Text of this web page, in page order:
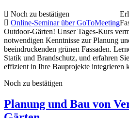
Noch zu bestätigen
Online-Seminar über GoToMeeting
Outdoor-Gärten! Unser Tages-Kurs
notwendigen Kenntnisse zur Planung
beeindruckenden grünen Fassaden.
Statik und Brandschutz, und erfahren
effizient in Ihre Bauprojekte integrieren
Noch zu bestätigen
Planung und Bau von